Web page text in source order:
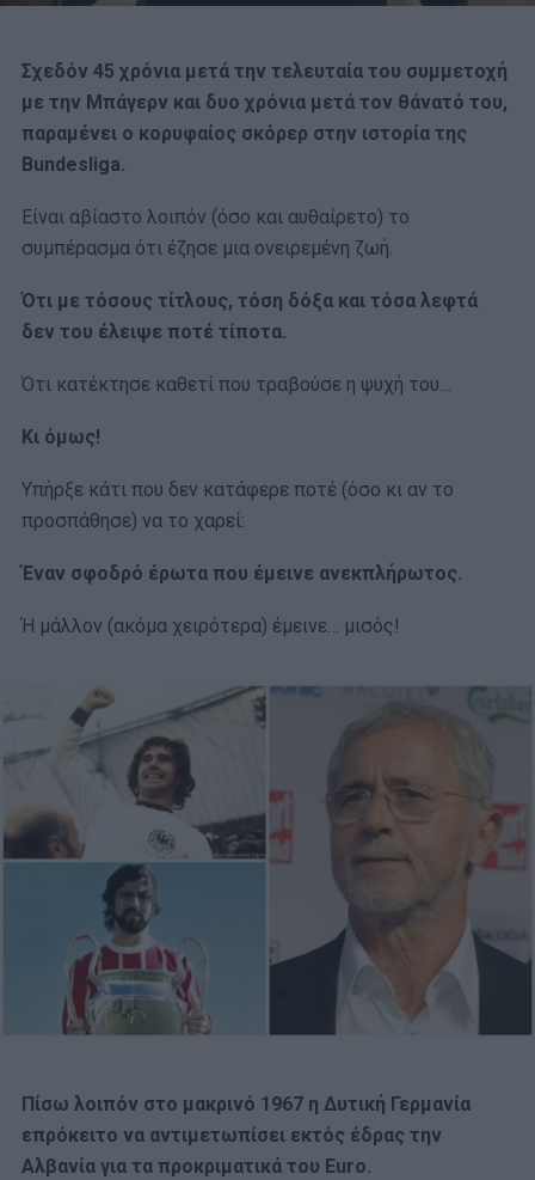
Σχεδόν 45 χρόνια μετά την τελευταία του συμμετοχή
με την Μπάγερν και δυο χρόνια μετά τον θάνατό του,
παραμένει ο κορυφαίος σκόρερ στην ιστορία της
Bundesliga.
Είναι αβίαστο λοιπόν (όσο και αυθαίρετο) το
συμπέρασμα ότι έζησε μια ονειρεμένη ζωή.
Ότι με τόσους τίτλους, τόση δόξα και τόσα λεφτά
δεν του έλειψε ποτέ τίποτα.
Ότι κατέκτησε καθετί που τραβούσε η ψυχή του…
Κι όμως!
Υπήρξε κάτι που δεν κατάφερε ποτέ (όσο κι αν το
προσπάθησε) να το χαρεί:
Έναν σφοδρό έρωτα που έμεινε ανεκπλήρωτος.
Ή μάλλον (ακόμα χειρότερα) έμεινε… μισός!
Πίσω λοιπόν στο μακρινό 1967 η Δυτική Γερμανία
επρόκειτο να αντιμετωπίσει εκτός έδρας την
Αλβανία για τα προκριματικά του Euro.